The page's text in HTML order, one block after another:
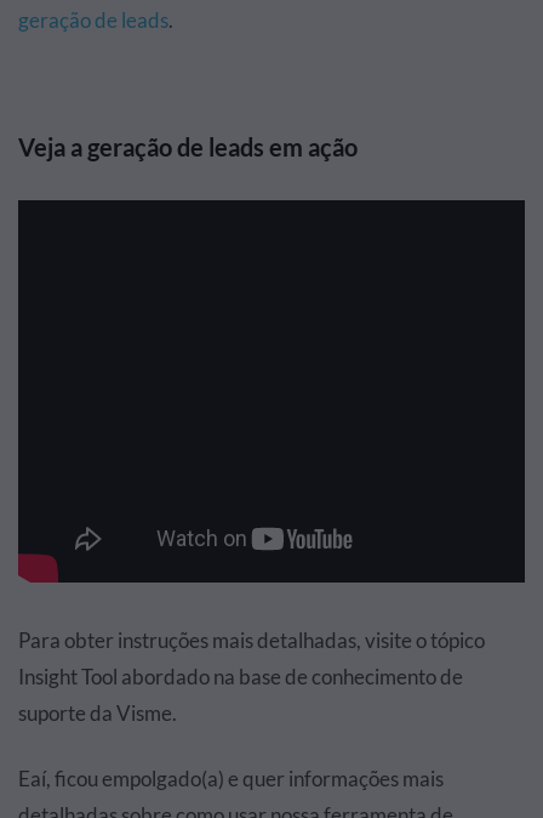
geração de leads.
Veja a geração de leads em ação
Para obter instruções mais detalhadas, visite o tópico
Insight Tool abordado na base de conhecimento de
suporte da Visme.
Eaí, ficou empolgado(a) e quer informações mais